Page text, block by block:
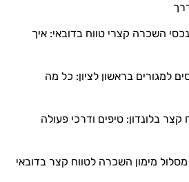
השכרה קצרי טווח בדובאי: איך
למגורים בראשון לציון: כל מה
בלונדון: טיפים ודרכי פעולה
מימון השכרה לטווח קצר בדובאי